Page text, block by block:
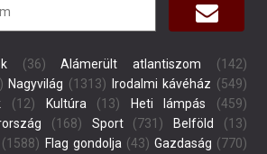
(36) Alámerült atlantiszom (142)
Nagyvilág (1313) Irodalmi kávéház (549)
(12) Kultúra (13) Heti lámpás (459)
(168) Sport(731) Belföld
(13)
(1588) Flag gondolja (43) Gazdaság (770)